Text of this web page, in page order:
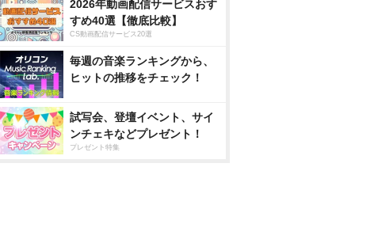
2026年動画配信サービスおす
すめ40選【徹底比較】
CS動画配信サービス20選
毎週の音楽ランキングから、
ヒットの推移をチェック！
試写会、登壇イベント、サイ
ンチェキなどプレゼント！
プレゼント特集